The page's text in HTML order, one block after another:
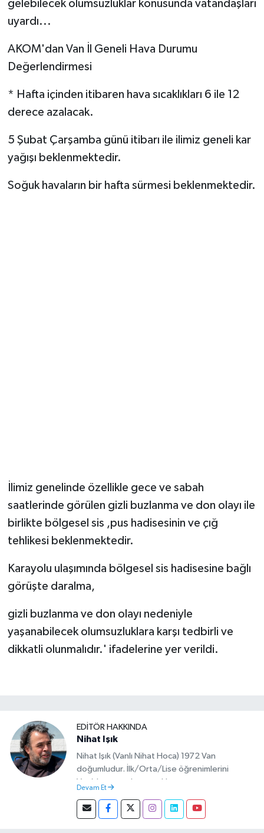
gelebilecek olumsuzluklar konusunda vatandaşları
uyardı...
AKOM'dan Van İl Geneli Hava Durumu
Değerlendirmesi
* Hafta içinden itibaren hava sıcaklıkları 6 ile 12
derece azalacak.
5 Şubat Çarşamba günü itibarı ile ilimiz geneli kar
yağışı beklenmektedir.
Soğuk havaların bir hafta sürmesi beklenmektedir.
İlimiz genelinde özellikle gece ve sabah
saatlerinde görülen gizli buzlanma ve don olayı ile
birlikte bölgesel sis ,pus hadisesinin ve çığ
tehlikesi beklenmektedir.
Karayolu ulaşımında bölgesel sis hadisesine bağlı
görüşte daralma,
gizli buzlanma ve don olayı nedeniyle
yaşanabilecek olumsuzluklara karşı tedbirli ve
dikkatli olunmalıdır.' ifadelerine yer verildi.
EDITÖR HAKKINDA
Nihat Işık
Nihat Işık (Vanlı Nihat Hoca) 1972 Van
doğumludur. İlk/Orta/Lise öğrenimlerini
Van’da tamamlamıştır. Hacettepe mezunu
başlamıştır. Asteğmen olarak yaptığı vatani
görevi dönüşü Van Sosyal Hizmetler İl
Devam Et